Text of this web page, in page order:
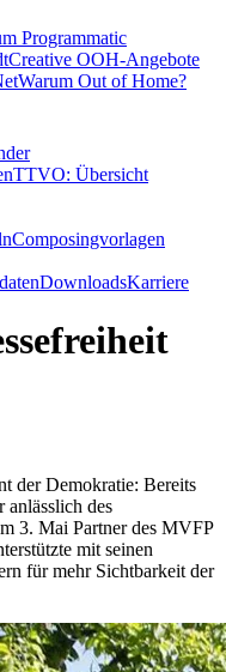
Programmatic
Creative OOH-Angebote
Warum Out of Home?
TTVO: Übersicht
Composingvorlagen
DownloadsKarriere
der Demokratie: Bereits
anlässlich des
3. Mai Partner des MVFP
mit seinen
für mehr Sichtbarkeit der